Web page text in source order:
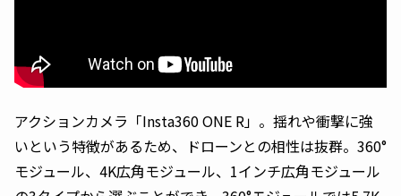
アクションカメラ「Insta360 ONE R」。揺れや衝撃に強
いという特徴があるため、ドローンとの相性は抜群。360°
モジュール、4K広角モジュール、1インチ広角モジュール